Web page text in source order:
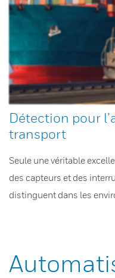
Détection pour
transport
Seule une véritable
des capteurs et des
distinguent dans les